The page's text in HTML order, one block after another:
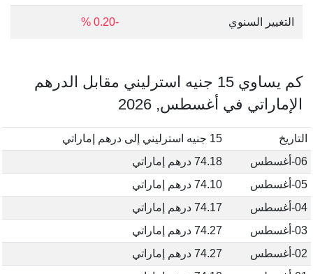
التغيير السنوي -0.20 %
كم يساوي 15 جنيه استرليني مقابل الدرهم
الإماراتي في أغسطس, 2026
التاريخ
15 جنيه استرليني إلى درهم إماراتي
06-أغسطس
74.18 درهم إماراتي
05-أغسطس
74.10 درهم إماراتي
04-أغسطس
74.17 درهم إماراتي
03-أغسطس
74.27 درهم إماراتي
02-أغسطس
74.27 درهم إماراتي